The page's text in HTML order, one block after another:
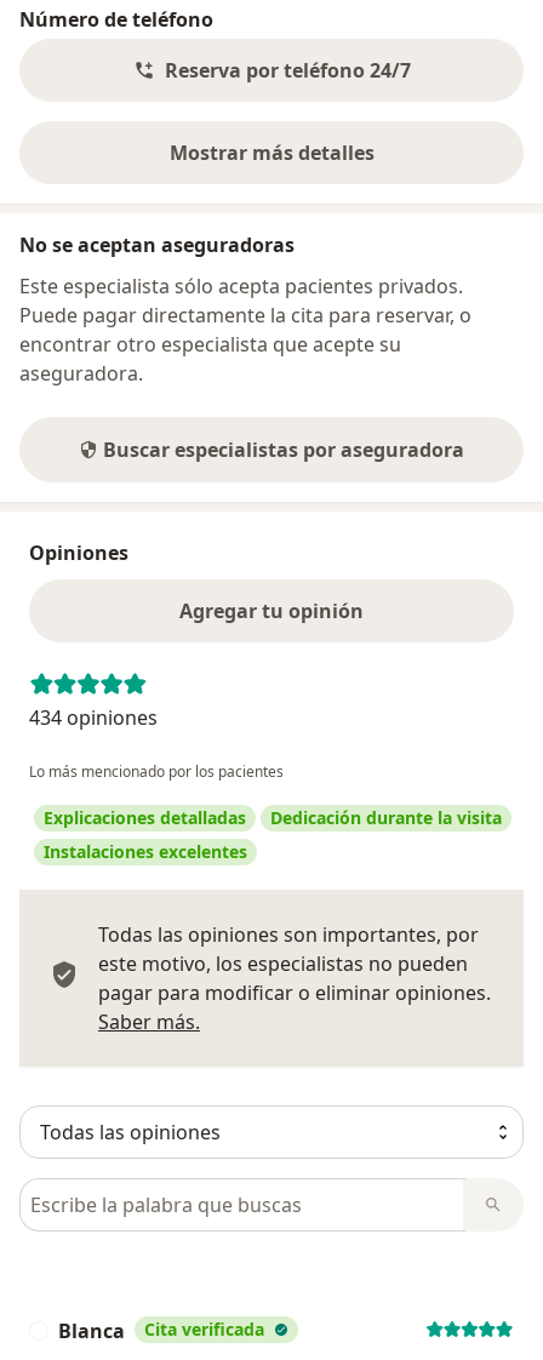
Número de teléfono
Reserva por teléfono 24/7
Mostrar más detalles
sobre la dirección
No se aceptan aseguradoras
Este especialista sólo acepta pacientes privados.
Puede pagar directamente la cita para reservar, o
encontrar otro especialista que acepte su
aseguradora.
Buscar especialistas por aseguradora
Opiniones
Agregar tu opinión
434 opiniones
Lo más mencionado por los pacientes
Explicaciones detalladas
Dedicación durante la visita
Instalaciones excelentes
Todas las opiniones son importantes, por
este motivo, los especialistas no pueden
pagar para modificar o eliminar opiniones.
Saber más.
Busca en opiniones
Blanca Cita verificada